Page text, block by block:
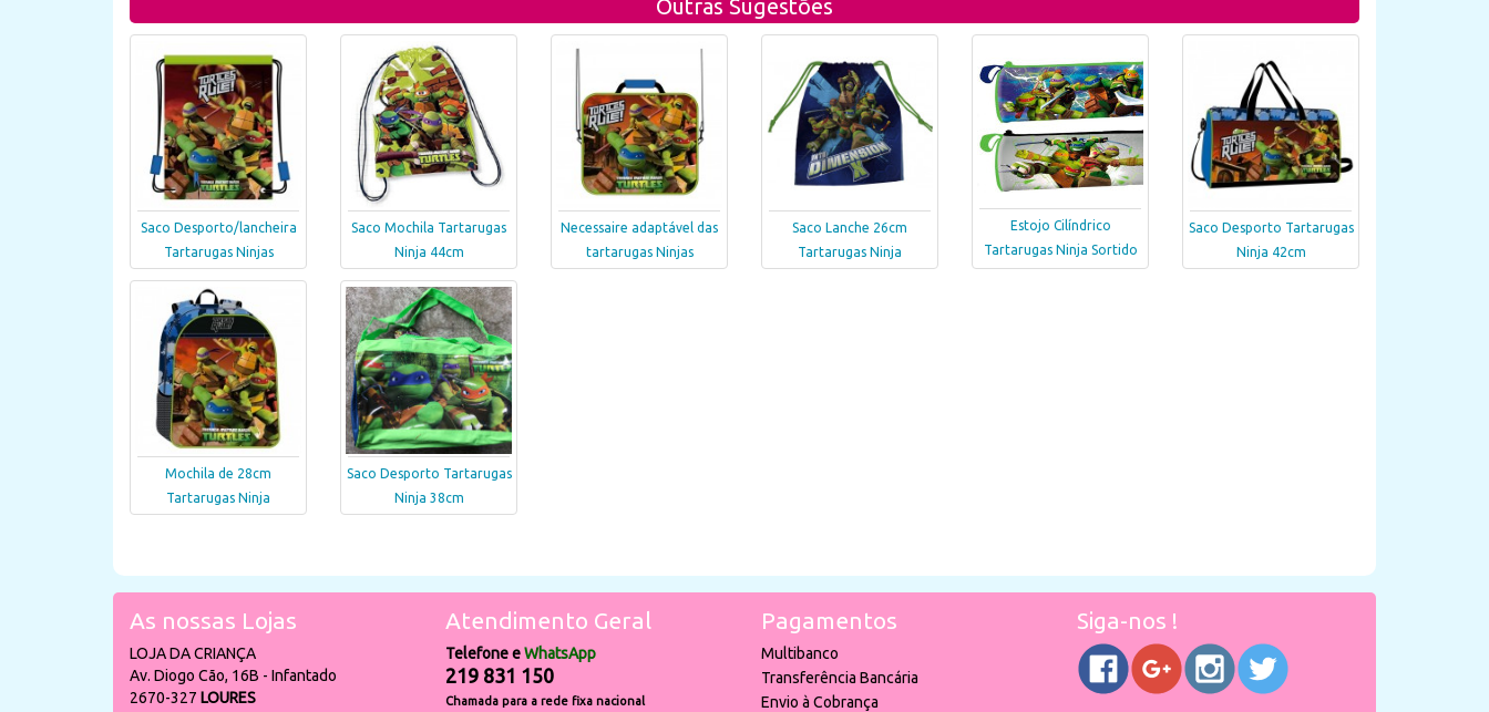
Outras Sugestões
Saco Desporto/lancheira
Tartarugas Ninjas
Saco Mochila Tartarugas
Ninja 44cm
Necessaire adaptável das
tartarugas Ninjas
Saco Lanche 26cm
Tartarugas Ninja
Estojo Cilíndrico
Tartarugas Ninja Sortido
Saco Desporto Tartarugas
Ninja 42cm
Mochila de 28cm
Tartarugas Ninja
Saco Desporto Tartarugas
Ninja 38cm
As nossas Lojas
LOJA DA CRIANÇA
Av. Diogo Cão, 16B - Infantado
2670-327 LOURES
Atendimento Geral
Telefone eWhatsApp
219 831 150
Chamada para a rede fixa nacional
Pagamentos
Multibanco
Transferência Bancária
Envio à Cobrança
Siga-nos !